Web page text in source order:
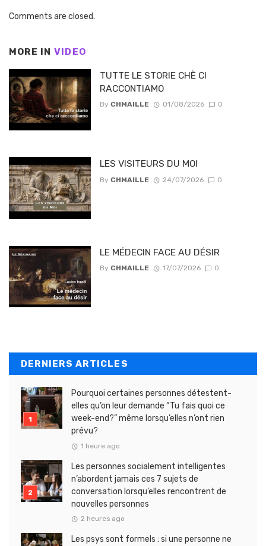
Comments are closed.
MORE IN VIDEO
TUTTE LE STORIE CHÈ CI
RACCONTIAMO
By CHMAILLE 01/08/2026 0
LES VISITEURS DU MOI
By CHMAILLE 24/07/2026 0
LE MÉDECIN FACE AU DÉSIR
By CHMAILLE 17/07/2026 0
DERNIERS ARTICLES
Pourquoi certaines personnes détestent-
elles qu’on leur demande “Tu fais quoi ce
week-end?” même lorsqu’elles n’ont rien
prévu?
1 heure ago
Les personnes socialement intelligentes
n’abordent jamais ces 7 sujets de
conversation lorsqu’elles rencontrent de
nouvelles personnes
2 heures ago
Les psys sont formels : si une personne ne